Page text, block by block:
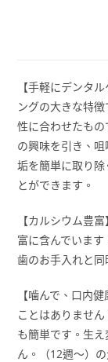
【手軽にデンタ
ングの大きな特
性に合わせたも
の興味を引き、
垢を簡単に取り
とができます。
【カルシウム豊
富に含んでいま
歯のお手入れと同
【噛んで、口内
ことはありませ
も簡単です。生
ん。（12週～）